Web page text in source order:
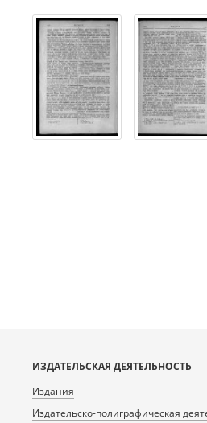
ИЗДАТЕЛЬСКАЯ ДЕЯТЕЛЬНОСТЬ
Издания
Издательско-полиграфическая